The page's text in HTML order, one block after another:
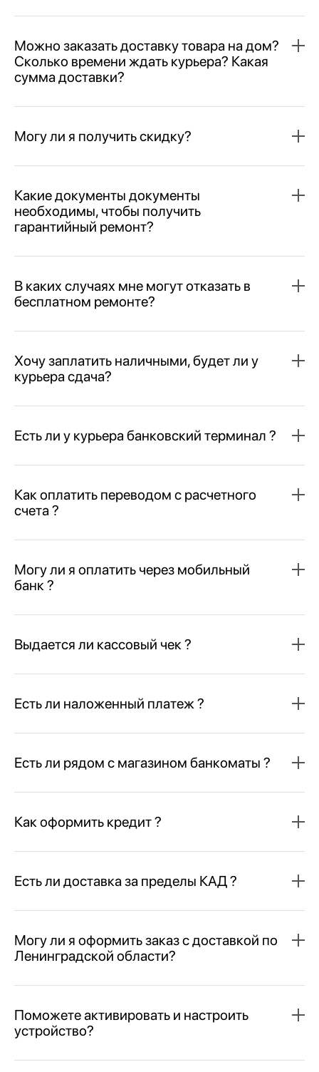
Можно заказать доставку товара на дом?
Сколько времени ждать курьера? Какая
сумма доставки?
Могу ли я получить скидку?
Какие документы документы
необходимы, чтобы получить
гарантийный ремонт?
В каких случаях мне могут отказать в
бесплатном ремонте?
Хочу заплатить наличными, будет ли у
курьера сдача?
Есть ли у курьера банковский терминал ?
Как оплатить переводом с расчетного
счета ?
Могу ли я оплатить через мобильный
банк ?
Выдается ли кассовый чек ?
Есть ли наложенный платеж ?
Есть ли рядом с магазином банкоматы ?
Как оформить кредит ?
Есть ли доставка за пределы КАД ?
Могу ли я оформить заказ с доставкой по
Ленинградской области?
Поможете активировать и настроить
устройство?